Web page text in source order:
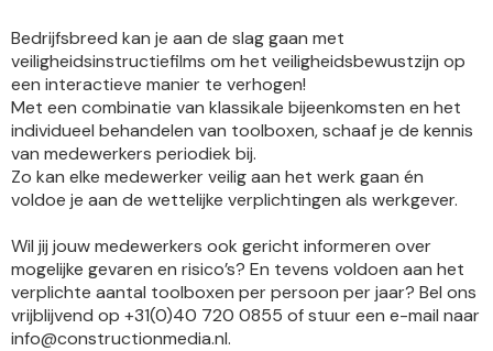
Bedrijfsbreed kan je aan de slag gaan met
veiligheidsinstructiefilms om het veiligheidsbewustzijn op
een interactieve manier te verhogen!
Met een combinatie van klassikale bijeenkomsten en het
individueel behandelen van toolboxen, schaaf je de kennis
van medewerkers periodiek bij.
Zo kan elke medewerker veilig aan het werk gaan én
voldoe je aan de wettelijke verplichtingen als werkgever.
Wil jij jouw medewerkers ook gericht informeren over
mogelijke gevaren en risico’s? En tevens voldoen aan het
verplichte aantal toolboxen per persoon per jaar? Bel ons
vrijblijvend op +31(0)40 720 0855 of stuur een e-mail naar
info@constructionmedia.nl.